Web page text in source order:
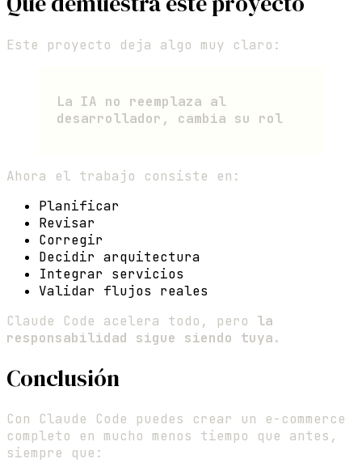
Este proyecto deja algo muy claro:
La IA no reemplaza al
desarrollador, cambia su rol
Ahora el trabajo consiste en:
Planificar
Revisar
Corregir
Decidir arquitectura
Integrar servicios
Validar flujos reales
Claude Code acelera todo, pero la
responsabilidad sigue siendo tuya.
Conclusión
Con Claude Code puedes crear un e-commerce
completo en mucho menos tiempo que antes,
siempre que: